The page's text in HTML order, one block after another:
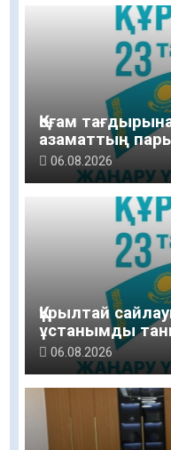
Қоғам
азаматтың
06.08.2026
Құрылтай
ұстанымды
қадам
06.08.2026